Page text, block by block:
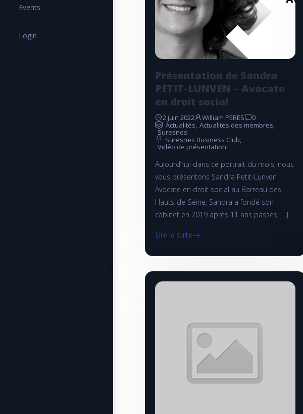
Events
Login
Présentation de Sandra
PETIT-LUNVEN – Avocate
en droit social
2 juin 2022 William PERES
0
Actualités Actualités des membres
Suresnes
Suresnes Business Club
Vidéo de présentation
Aujourd’hui dans ce portrait du mois, nous
vous présentons Sandra Petit-Lunven
Avocate en droit social au Barreau des
Hauts-de-Seine, Sandra a fondé son
cabinet en 2019 après 11 ans passés […]
Lire la suite